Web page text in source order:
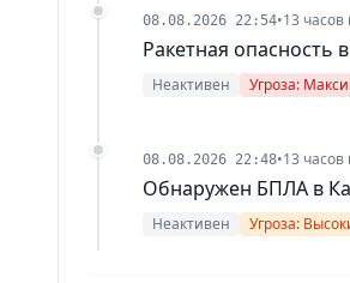
08.08.2026 22:54•13 часов
Ракетная опасность
Неактивен Угроза:
08.08.2026 22:48•13 часов
Обнаружен БПЛА в
Неактивен Угроза: